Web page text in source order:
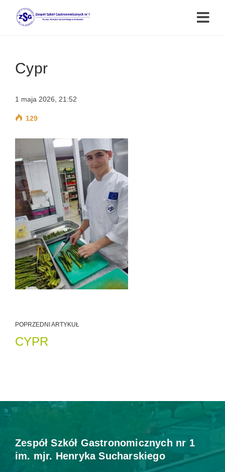
Cypr
1 maja 2026, 21:52
129
POPRZEDNI ARTYKUŁ
CYPR
Zespół Szkół Gastronomicznych nr 1
im. mjr. Henryka Sucharskiego